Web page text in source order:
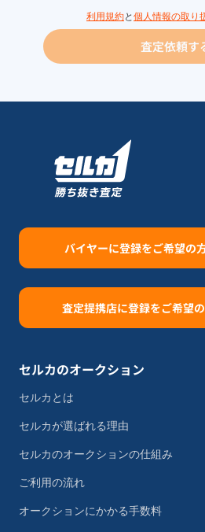
利用規約と 個人情報の取り
査定依頼す
バイヤーに登録をご希望の
査定提携店に登録をご希望
セルカのオークション
セルカとは
セルカが選ばれる理由
セルカのオークションの仕組み
ご利用の流れ
オークションにかかる手数料